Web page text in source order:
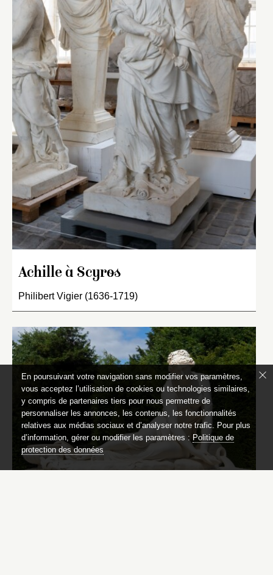
Achille à Scyros
Philibert Vigier (1636-1719)
En poursuivant votre navigation sans modifier vos paramètres,
vous acceptez l’utilisation de cookies ou technologies similaires,
y compris de partenaires tiers pour nous permettre de
personnaliser les annonces, les contenus, les fonctionnalités
relatives aux médias sociaux et d’analyser notre trafic. Pour plus
d’information, gérer ou modifier les paramètres : Politique de
protection des données